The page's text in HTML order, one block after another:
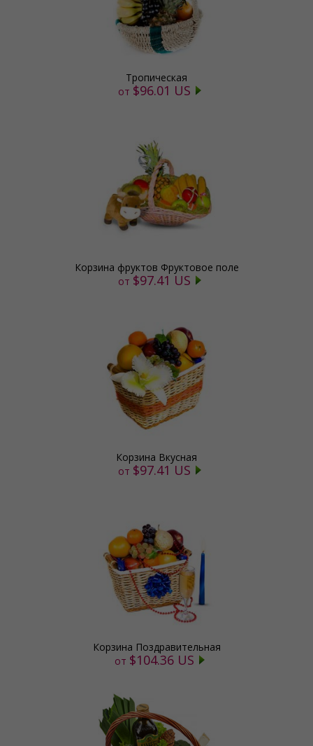
Тропическая
от $96.01 US
Корзина фруктов Фруктовое поле
от $97.41 US
Корзина Вкусная
от $97.41 US
Корзина Поздравительная
от $104.36 US